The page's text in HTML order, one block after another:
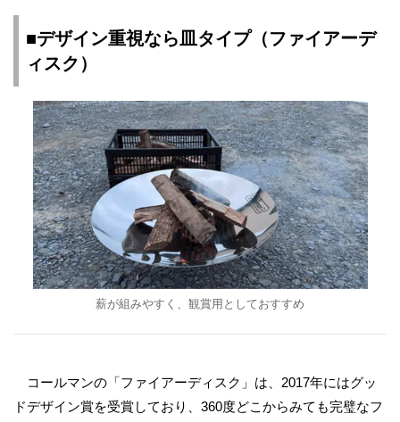
■デザイン重視なら皿タイプ（ファイアーデ
ィスク）
薪が組みやすく、観賞用としておすすめ
コールマンの「ファイアーディスク」は、2017年にはグッ
ドデザイン賞を受賞しており、360度どこからみても完璧なフ